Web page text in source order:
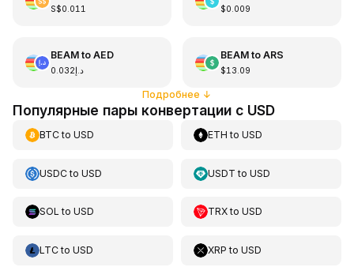
S$0.011 $0.009
BEAMto AED
د.إ0.032
BEAMto ARS
$13.09
Подробнее ↓
Популярные пары конвертации с USD
BTCto USD ETH toUSD
USDCto USD USDT toUSD
SOL to USD TRXtoUSD
LTCto USD XRP toUSD